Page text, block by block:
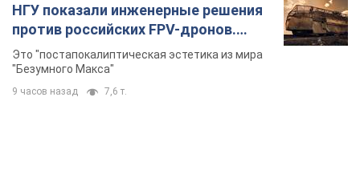
НГУ показали инженерные решения
против российских FPV-дронов.
Фото
Это "постапокалиптическая эстетика из мира
"Безумного Макса"
9 часов назад 7,6 т.